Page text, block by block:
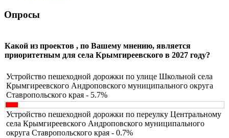
Опросы
Какой из проектов , по Вашему мнению, является
приоритетным для села Крымгиреевского в 2027 году?
Устройство пешеходной дорожки по улице Школьной села
Крымгиреевского Андроповского муниципального округа
Ставропольского края - 5.7%
Устройство пешеходной дорожки по переулку Центральному
села Крымгиреевского Андроповского муниципального
округа Ставропольского края - 0.7%